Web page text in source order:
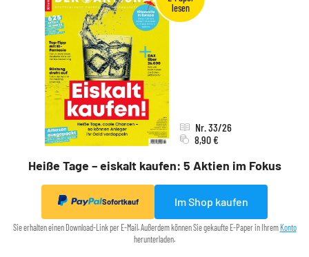
Heiße Tage – eiskalt kaufen: 5 Aktien im Fokus
Nr. 33/26
8,90 €
Sofortkauf Im Shop kaufen
Sie erhalten einen Download-Link per E-Mail. Außerdem können Sie gekaufte E-Paper in Ihrem Konto
herunterladen.